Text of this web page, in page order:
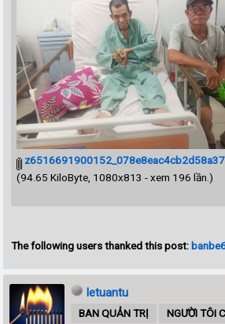
(94.65 KiloByte, 1080x813 - xem 196 lần.)
The following users thanked this post:
letuantu
BAN QUẢN TRỊ
NGƯỜI TÔI